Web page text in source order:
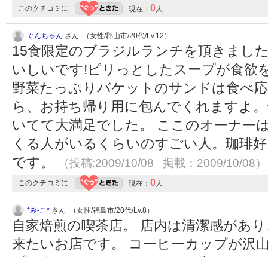
このクチコミに 現在： 0 人
ぐんちゃん さん （女性/郡山市/20代/Lv.12）
15食限定のブラジルランチを頂きまし
いしいです!ピリっとしたスープが食欲
野菜たっぷりバケットのサンドは食べ
ら、お持ち帰り用に包んでくれますよ
いてて大満足でした。 ここのオーナー
くる人がいるくらいのすごい人。珈琲
です。
（投稿:2009/10/08 掲載：2009/10/08）
このクチコミに 現在： 0 人
*み-こ* さん （女性/福島市/20代/Lv.8）
自家焙煎の喫茶店。 店内は清潔感があ
来たいお店です。 コーヒーカップが沢